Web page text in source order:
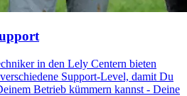
in den Lely Centern bieten
Support-Level, damit Du
Betrieb kümmern kannst - Deine